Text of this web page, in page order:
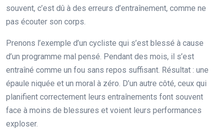
souvent, c’est dû à des erreurs d’entraînement, comme ne
pas écouter son corps.
Prenons l’exemple d’un cycliste qui s’est blessé à cause
d’un programme mal pensé. Pendant des mois, il s’est
entraîné comme un fou sans repos suffisant. Résultat : une
épaule niquée et un moral à zéro. D’un autre côté, ceux qui
planifient correctement leurs entraînements font souvent
face à moins de blessures et voient leurs performances
exploser.